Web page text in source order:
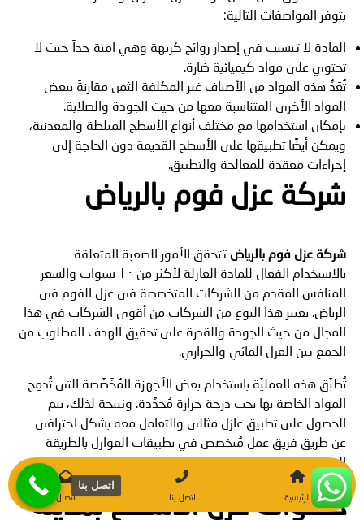
بتوفر المواصفات التالية:
المادة لا تتسبب في إصدار روائح كريهة وهي آمنة جداً حيث لا
تحتوي على مواد كيميائية ضارة.
تُعَدُّ هذه المواد من الأصناف غير المكلفة الثمن مقارنةً ببعض
المواد الأخرى المتناسبة معها من حيث الجودة والصلابة.
بإمكان استخدامها مع مختلف أنواع الأسطح المبلطة والمعدنية،
ويمكن أيضًا تطبيقها على الأسطح القديمة دون الحاجة إلى
إجراءات معقدة للمعالجة والتطبيق.
شركة عزل فوم بالرياض
شركة عزل فوم بالرياض تتحقق الأمور الصعبة المتعلقة
بالاستخدام الفعال للمادة العازلة لأكثر من ١٠ سنوات والسعر
المنافس المقدم من الشركات المتخصصة في عزل الفوم في
الرياض. يعتبر هذا النوع من الشركات من أقوى الشركات في هذا
المجال من حيث الجودة والقدرة على تحقيق الهدف المطلوب من
الجمع بين العزل المائي والحراري.
تُطبَّق هذه العمليَّة باستخدام بعض الأجهزة المُخَصَّصة التي تُدمِج
المواد الخاصة بها تحت درجة حرارة مُحدَّدة. ونتيجة لذلك، يتم
الحصول على تطبيق عازل مثالي والتعامل معه بشكل احترافي
عن طريق فريق عمل مُتخصص في تطبيقات العوازل بالطريقة
المطلوبة.
خطوات عزل الاسطح بمدينة
الرئيسية اتصل بنا اتصال
اتصل بنا